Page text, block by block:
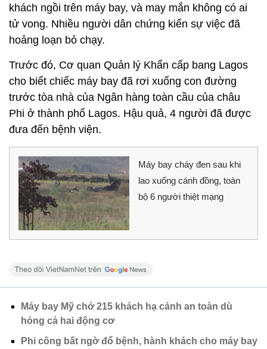
khách ngồi trên máy bay, và may mắn không có ai
tử vong. Nhiều người dân chứng kiến sự việc đã
hoảng loạn bỏ chạy.
Trước đó, Cơ quan Quản lý Khẩn cấp bang Lagos
cho biết chiếc máy bay đã rơi xuống con đường
trước tòa nhà của Ngân hàng toàn cầu của châu
Phi ở thành phố Lagos. Hậu quả, 4 người đã được
đưa đến bệnh viện.
Máy bay cháy đen sau khi
lao xuống cánh đồng, toàn
bộ 6 người thiệt mạng
Máy bay Mỹ chở 215 khách hạ cánh an toàn dù
hỏng cả hai động cơ
Phi công bất ngờ đổ bệnh, hành khách cho máy bay